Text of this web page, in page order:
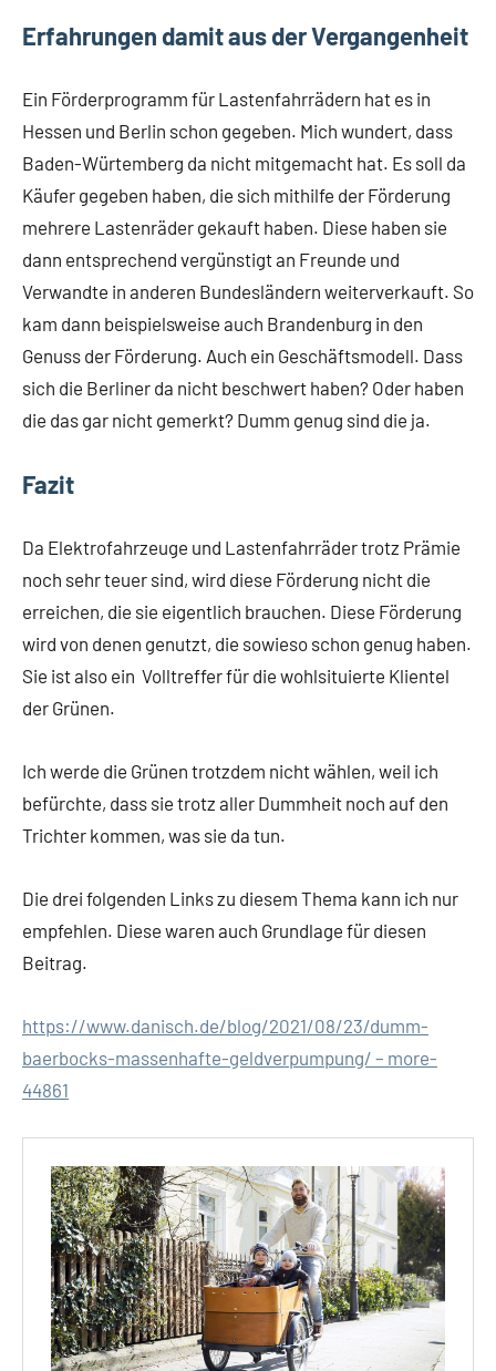
Erfahrungen damit aus der Vergangenheit
Ein Förderprogramm für Lastenfahrrädern hat es in
Hessen und Berlin schon gegeben. Mich wundert, dass
Baden-Würtemberg da nicht mitgemacht hat. Es soll da
Käufer gegeben haben, die sich mithilfe der Förderung
mehrere Lastenräder gekauft haben. Diese haben sie
dann entsprechend vergünstigt an Freunde und
Verwandte in anderen Bundesländern weiterverkauft. So
kam dann beispielsweise auch Brandenburg in den
Genuss der Förderung. Auch ein Geschäftsmodell. Dass
sich die Berliner da nicht beschwert haben? Oder haben
die das gar nicht gemerkt? Dumm genug sind die ja.
Fazit
Da Elektrofahrzeuge und Lastenfahrräder trotz Prämie
noch sehr teuer sind, wird diese Förderung nicht die
erreichen, die sie eigentlich brauchen. Diese Förderung
wird von denen genutzt, die sowieso schon genug haben.
Sie ist also ein Volltreffer für die wohlsituierte Klientel
der Grünen.
Ich werde die Grünen trotzdem nicht wählen, weil ich
befürchte, dass sie trotz aller Dummheit noch auf den
Trichter kommen, was sie da tun.
Die drei folgenden Links zu diesem Thema kann ich nur
empfehlen. Diese waren auch Grundlage für diesen
Beitrag.
https://www.danisch.de/blog/2021/08/23/dumm-
baerbocks-massenhafte-geldverpumpung/ – more-
44861